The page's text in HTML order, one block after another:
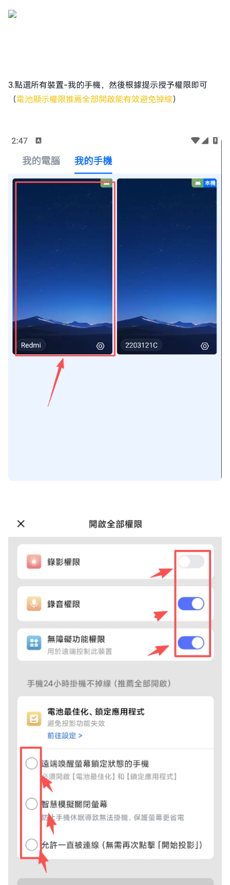
3.點選所有裝置-我的手機，然後根據提示授予權限即可
（電池顯示權限推薦全部開啟能有效避免掉線）